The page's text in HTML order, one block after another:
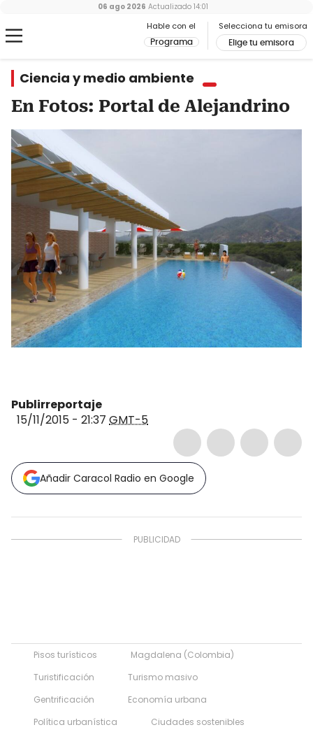
Hable con el
Programa
Selecciona tu emisora
Elige tu emisora
06 ago 2026 Actualizado 14:01
Ciencia y medio ambiente
En Fotos: Portal de Alejandrino
Publirreportaje
15/11/2015 - 21:37 GMT-5
Añadir Caracol Radio en Google
Pisos turísticos
Magdalena (Colombia)
Turistificación
Turismo masivo
Gentrificación
Economía urbana
Política urbanística
Ciudades sostenibles